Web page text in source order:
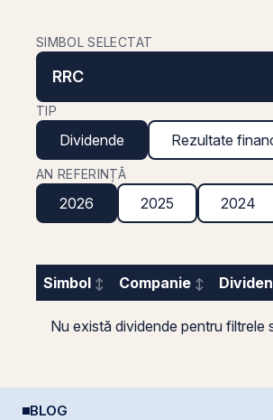
SIMBOL SELECTAT
RRC
TIP
Dividende Rezultate
AN REFERINȚĂ
2026 2025 2024
Simbol Companie
Nu există dividende pentru filtrele
BLOG